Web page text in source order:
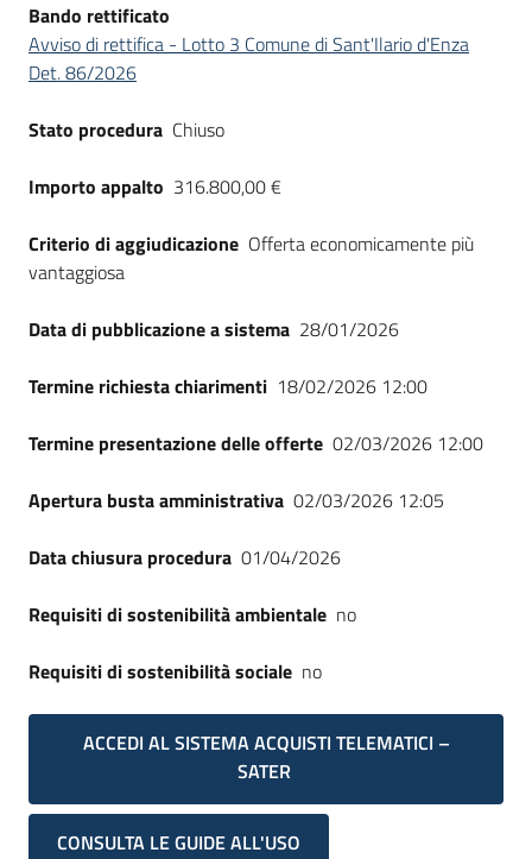
site
Seguici
su
Bando rettificato
Avviso di rettifica - Lotto 3 Comune di Sant'Ilario d'Enza
Det. 86/2026
Stato procedura Chiuso
Importo appalto 316.800,00 €
Criterio di aggiudicazione Offerta economicamente più
vantaggiosa
Data di pubblicazione a sistema 28/01/2026
Termine richiesta chiarimenti 18/02/2026 12:00
Termine presentazione delle offerte 02/03/2026 12:00
Apertura busta amministrativa 02/03/2026 12:05
Data chiusura procedura 01/04/2026
Requisiti di sostenibilità ambientale no
Requisiti di sostenibilità sociale no
ACCEDI AL SISTEMA ACQUISTI TELEMATICI –
SATER
CONSULTA LE GUIDE ALL'USO